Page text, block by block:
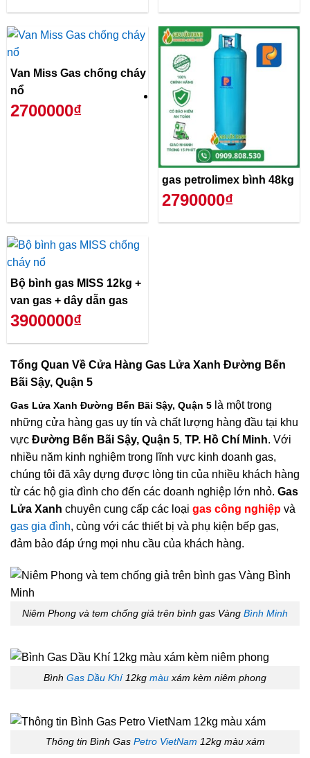
Van Miss Gas chống cháy
nổ
2700000₫
gas petrolimex bình 48kg
2790000₫
Bộ bình gas MISS 12kg +
van gas + dây dẫn gas
3900000₫
Tổng Quan Về Cửa Hàng Gas Lửa Xanh Đường Bến
Bãi Sậy, Quận 5
Gas Lửa Xanh Đường Bến Bãi Sậy, Quận 5 là một trong
những cửa hàng gas uy tín và chất lượng hàng đầu tại khu
vực Đường Bến Bãi Sậy, Quận 5, TP. Hồ Chí Minh. Với
nhiều năm kinh nghiệm trong lĩnh vực kinh doanh gas,
chúng tôi đã xây dựng được lòng tin của nhiều khách hàng
từ các hộ gia đình cho đến các doanh nghiệp lớn nhỏ. Gas
Lửa Xanh chuyên cung cấp các loại gas công nghiệp và
gas gia đình, cùng với các thiết bị và phụ kiện bếp gas,
đảm bảo đáp ứng mọi nhu cầu của khách hàng.
Niêm Phong và tem chống giả trên bình gas Vàng Bình Minh
Bình Gas Dầu Khí12kg màu xám kèm niêm phong
Thông tin Bình Gas Petro VietNam 12kg màu xám